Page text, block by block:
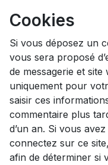
Cookies
Si vous déposez un
vous sera proposé
de messagerie et site
uniquement pour
saisir ces
commentaire plus
d’un an. Si vous
connectez sur ce
afin de déterminer si